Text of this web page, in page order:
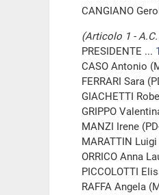
CANGIANO
(Articolo 1 -
PRESIDENTE ...
CASO Antonio
FERRARI Sara
GIACHETTI
GRIPPO
MANZI Irene
MARATTIN
ORRICO Anna
PICCOLOTTI
RAFFA Angela